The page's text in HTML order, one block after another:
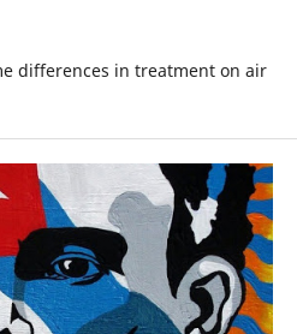
differences in treatment on air